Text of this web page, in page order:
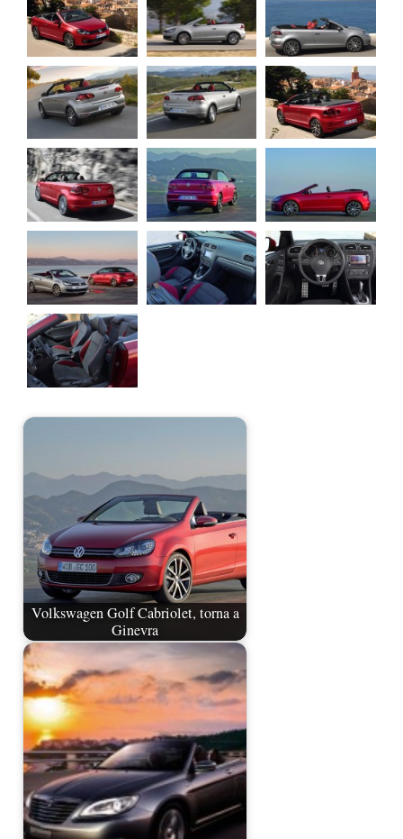
Volkswagen Golf Cabriolet, torna a
Ginevra